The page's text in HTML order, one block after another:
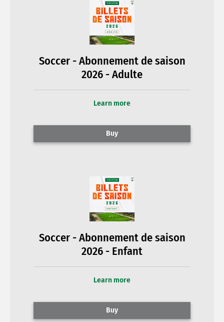
Soccer - Abonnement de saison
2026 - Adulte
Learn more
Buy
Soccer - Abonnement de saison
2026 - Enfant
Learn more
Buy